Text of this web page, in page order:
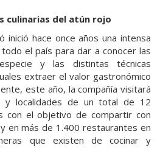
culinarias del atún rojo
inició hace once años una intensa
el país para dar a conocer las
y las distintas técnicas
extraer el valor gastronómico
este año, la compañía visitará
y localidades de un total de 12
con el objetivo de compartir con
en más de 1.400 restaurantes en
que existen de cocinar y